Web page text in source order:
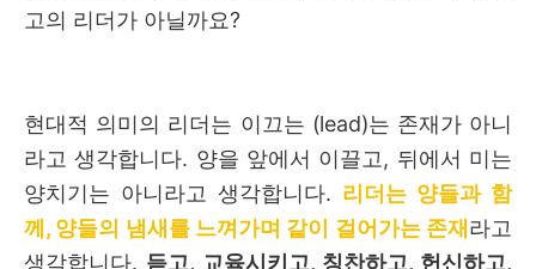
고의 리더가 아닐까요?
현대적 의미의 리더는 이끄는 (lead)는 존재가 아니
라고 생각합니다. 양을 앞에서 이끌고 , 뒤에서 미는
양치기는 아니라고 생각합니다. 리더는 양들과 함
께, 양들의 냄새를 느껴가며 같이 걸어가는 존재 라고
생각합니다. 듣고, 교육시키고, 칭찬하고, 헌신하고,